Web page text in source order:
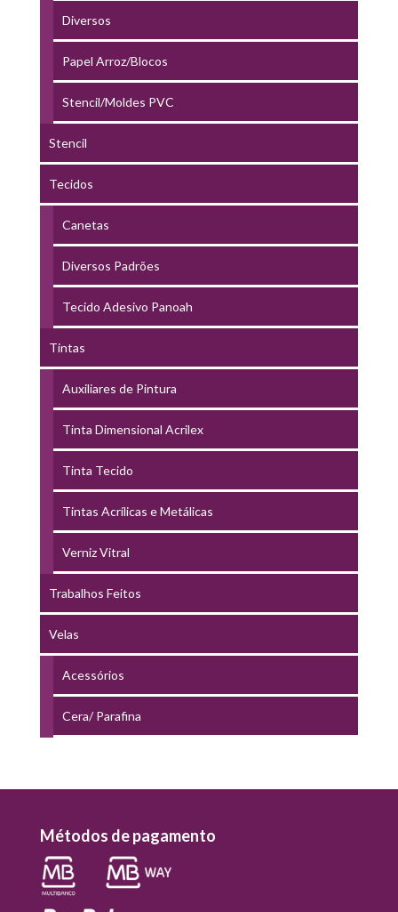
Diversos
Papel Arroz/Blocos
Stencil/Moldes PVC
Stencil
Tecidos
Canetas
Diversos Padrões
Tecido Adesivo Panoah
Tintas
Auxiliares de Pintura
Tinta Dimensional Acrilex
Tinta Tecido
Tintas Acrílicas e Metálicas
Verniz Vitral
Trabalhos Feitos
Velas
Acessórios
Cera/ Parafina
Métodos de pagamento